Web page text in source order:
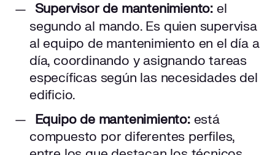
Supervisor de mantenimiento: el
segundo al mando. Es quien supervisa
al equipo de mantenimiento en el día a
día, coordinando y asignando tareas
específicas según las necesidades del
edificio.
Equipo de mantenimiento: está
compuesto por diferentes perfiles,